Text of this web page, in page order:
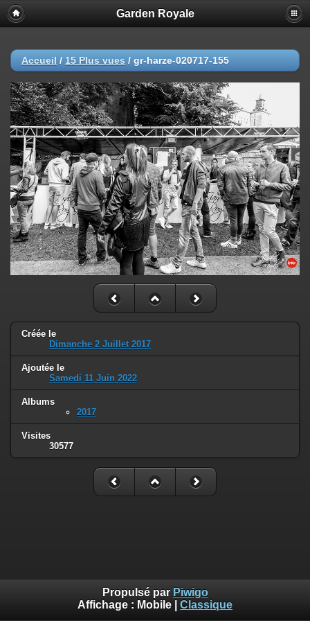
Garden Royale
Accueil / 15 Plus vues / gr-harze-020717-155
Créée le
Dimanche 2 Juillet 2017
Ajoutée le
Samedi 11 Juin 2022
Albums
2017
Visites
30577
Propulsé par Piwigo
Affichage : Mobile Classique